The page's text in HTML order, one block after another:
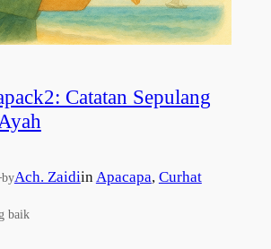
Catatan Sepulang
byAch. ZaidiinApacapa, Curhat
baik